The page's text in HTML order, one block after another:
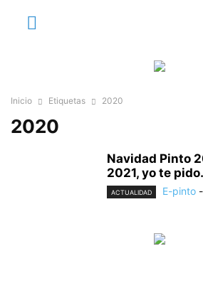
Inicio Etiquetas 2020
2020
Navidad Pinto
2021, yo te
ACTUALIDAD E-pinto -